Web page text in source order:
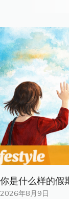
你是什​​么样的假
2026年8月9日